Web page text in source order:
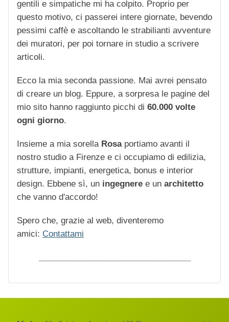
gentili e simpatiche mi ha colpito. Proprio per
questo motivo, ci passerei intere giornate, bevendo
pessimi caffè e ascoltando le strabilianti avventure
dei muratori, per poi tornare in studio a scrivere
articoli.
Ecco la mia seconda passione. Mai avrei pensato
di creare un blog. Eppure, a sorpresa le pagine del
mio sito hanno raggiunto picchi di 60.000 volte
ogni giorno.
Insieme a mia sorella Rosaportiamo avanti il
nostro studio a Firenze e ci occupiamo di edilizia,
strutture, impianti, energetica, bonus e interior
design. Ebbene sì, un ingegnere e un architetto
che vanno d'accordo!
Spero che, grazie al web, diventeremo
amici: Contattami